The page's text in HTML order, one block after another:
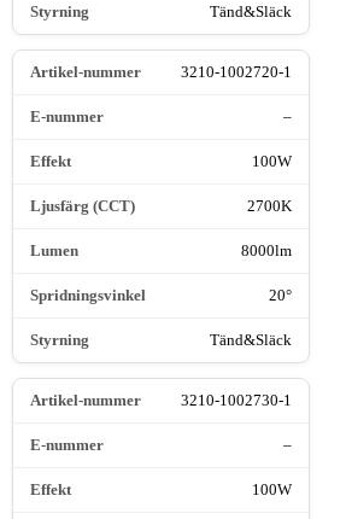
Tänd&Släck
3210-1002720-1
–
100W
2700K
8000lm
20°
Tänd&Släck
3210-1002730-1
–
100W